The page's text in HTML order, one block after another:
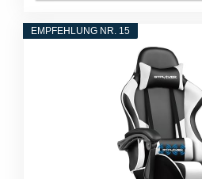
EMPFEHLUNG NR. 15